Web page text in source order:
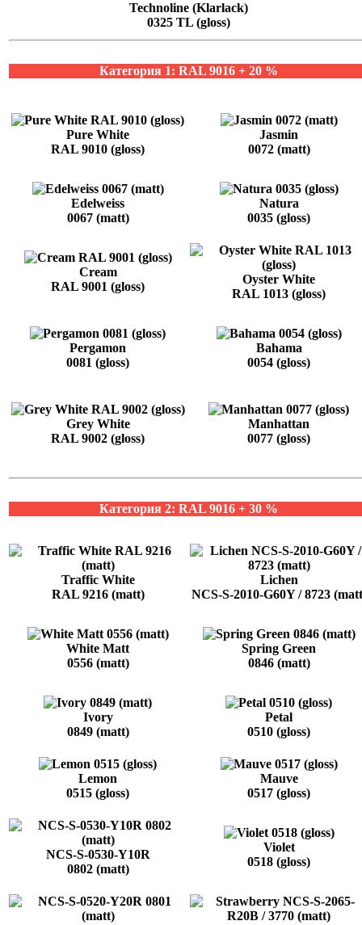
Technoline (Klarlack)
0325 TL (gloss)
Категория 1: RAL 9016 + 20 %
Pure White
RAL 9010 (gloss)
Jasmin
0072 (matt)
Edelweiss
0067 (matt)
Natura
0035 (gloss)
Cream
RAL 9001 (gloss)
Oyster White
RAL 1013 (gloss)
Pergamon
0081 (gloss)
Bahama
0054 (gloss)
Grey White
RAL 9002 (gloss)
Manhattan
0077 (gloss)
Категория 2: RAL 9016 + 30 %
Traffic White
RAL 9216 (matt)
Lichen
NCS-S-2010-G60Y / 8723
White Matt
0556 (matt)
Spring Green
0846 (matt)
Ivory
0849 (matt)
Petal
0510 (gloss)
Lemon
0515 (gloss)
Mauve
0517 (gloss)
NCS-S-0530-Y10R
0802 (matt)
Violet
0518 (gloss)